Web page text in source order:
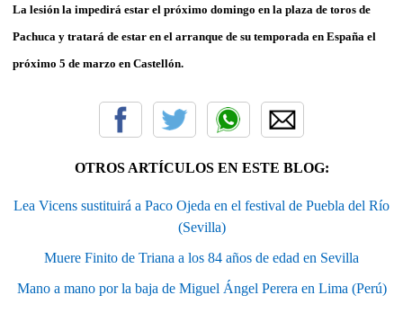
La lesión la impedirá estar el próximo domingo en la plaza de toros de
Pachuca y tratará de estar en el arranque de su temporada en España el
próximo 5 de marzo en Castellón.
OTROS ARTÍCULOS EN ESTE BLOG:
Lea Vicens sustituirá a Paco Ojeda en el festival de Puebla del Río
(Sevilla)
Muere Finito de Triana a los 84 años de edad en Sevilla
Mano a mano por la baja de Miguel Ángel Perera en Lima (Perú)